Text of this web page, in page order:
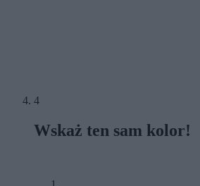
4
Wskaż ten sam kolor!